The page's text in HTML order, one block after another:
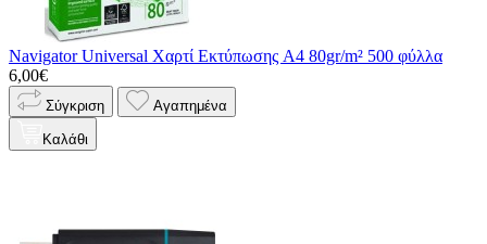
Navigator Universal Χαρτί Εκτύπωσης A4 80gr/m² 500 φύλλα
6,00€
Σύγκριση Αγαπημένα
Καλάθι